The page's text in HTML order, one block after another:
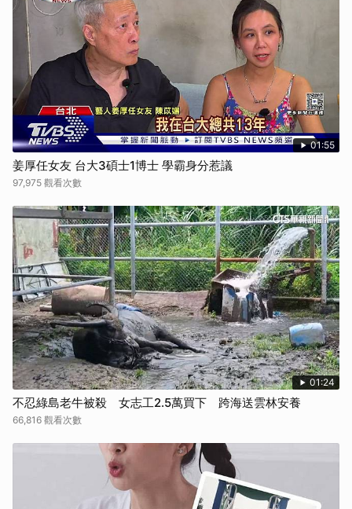
01:55
姜厚任女友 台大3碩士1博士 學霸身分惹議
97,975 觀看次數
01:24
不忍綠島老牛被殺 女志工2.5萬買下 跨海送雲林安養
66,816 觀看次數